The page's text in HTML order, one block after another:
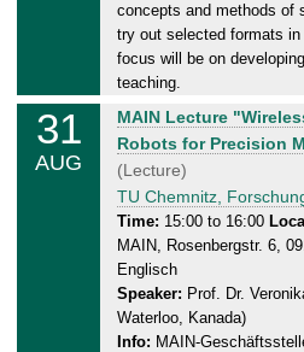
0
8
.
0
2
6
concepts and methods of
try out selected formats
focus will be on
teaching.
31
AUG
M
o
n
d
a
y
,
3
1
MAIN Lecture
Robots for Precision
(Lecture)
TU Chemnitz,
Time: 15:00 to 16:00
MAIN, Rosenbergstr. 6,
Englisch
Speaker: Prof. Dr.
Waterloo, Kanada)
Info: MAIN-